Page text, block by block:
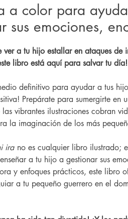
a color para
sus emociones,
ver a tu hijo estallar en ataques de
libro está aquí para salvar tu día!
definitivo para ayudar a tus
Prepárate para sumergirte en
vibrantes ilustraciones cobran
la imaginación de los más
ira no es cualquier libro ilustrado;
a tu hijo a gestionar sus
y enfoques prácticos, este libro
a tu pequeño guerrero en el